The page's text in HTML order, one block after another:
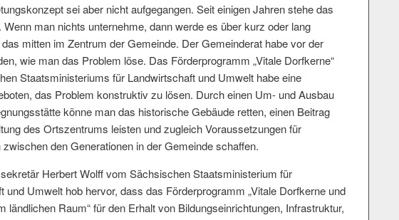
sei aber nicht aufgegangen. Seit einigen Jahren stehe das
Wenn man nichts unternehme, dann werde es über kurz oder lang
mitten im Zentrum der Gemeinde. Der Gemeinderat habe vor der
wie man das Problem löse. Das Förderprogramm „Vitale Dorfkerne“
Staatsministeriums für Landwirtschaft und Umwelt habe eine
das Problem konstruktiv zu lösen. Durch einen Um- und Ausbau
könne man das historische Gebäude retten, einen Beitrag
des Ortszentrums leisten und zugleich Voraussetzungen für
zwischen den Generationen in der Gemeinde schaffen.
Herbert Wolff vom Sächsischen Staatsministerium für
und Umwelt hob hervor, dass das Förderprogramm „Vitale Dorfkerne und
ländlichen Raum“ für den Erhalt von Bildungseinrichtun­gen, Infrastruktur,